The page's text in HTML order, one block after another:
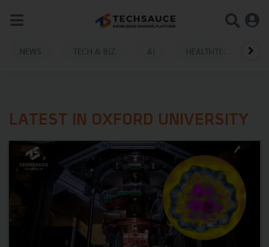
NEWS TECH & BIZ AI HEALTHTECH
LATEST IN OXFORD UNIVERSITY